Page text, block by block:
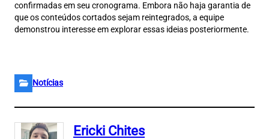
confirmadas em seu cronograma. Embora não haja garantia de
que os conteúdos cortados sejam reintegrados, a equipe
demonstrou interesse em explorar essas ideias posteriormente.
Notícias
Ericki Chites